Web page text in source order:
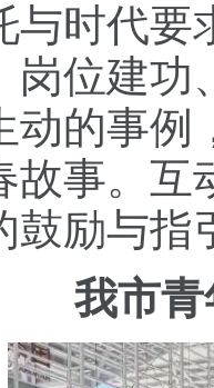
与时代要
岗位建
动的事
故事。互
鼓励与指
我市